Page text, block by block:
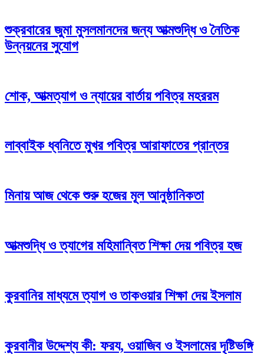
শুক্রবারের জুমা মুসলমানদের জন্য আত্মশুদ্ধি ও নৈতিক
উন্নয়নের সুযোগ
শোক, আত্মত্যাগ ও ন্যায়ের বার্তায় পবিত্র মহররম
লাব্বাইক ধ্বনিতে মুখর পবিত্র আরাফাতের প্রান্তর
মিনায় আজ থেকে শুরু হজের মূল আনুষ্ঠানিকতা
আত্মশুদ্ধি ও ত্যাগের মহিমান্বিত শিক্ষা দেয় পবিত্র হজ
কুরবানির মাধ্যমে ত্যাগ ও তাকওয়ার শিক্ষা দেয় ইসলাম
কুরবানীর উদ্দেশ্য কী: ফরয, ওয়াজিব ও ইসলামের দৃষ্টিভঙ্গি